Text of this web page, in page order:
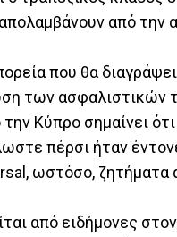
από την
που θα
των ασφαλιστικών
Κύπρο σημαίνει
πέρσι ήταν
ωστόσο, ζητήματα
από ειδήμονες